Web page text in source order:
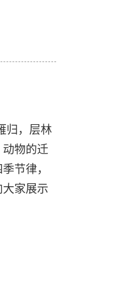
归，层林
物的迁
节律，
家展示